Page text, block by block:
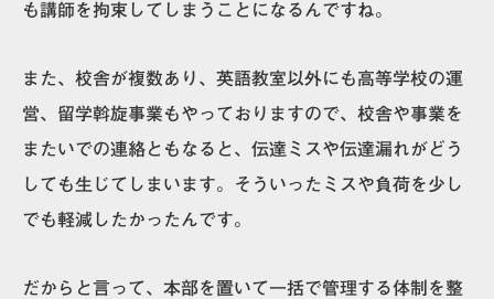
も講師を拘束してしまうことになるんですね。
また、校舎が複数あり、英語教室以外にも高等学校の運
営、留学斡旋事業もやっておりますので、校舎や事業を
またいでの連絡ともなると、伝達ミスや伝達漏れがどう
しても生じてしまいます。そういったミスや負荷を少し
でも軽減したかったんです。
だからと言って、本部を置いて一括で管理する体制を整